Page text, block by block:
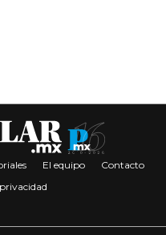
El equipo
Contacto